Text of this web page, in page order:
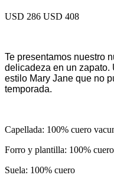
USD 286 USD 408
Te presentamos nuestro
delicadeza en un zapato.
estilo Mary Jane que no
temporada.
Capellada: 100% cuero
Forro y plantilla: 100%
Suela: 100% cuero